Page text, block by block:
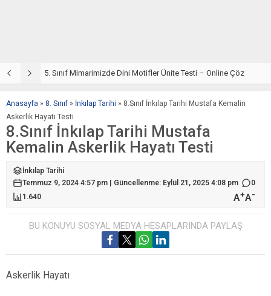
5. Sınıf Mimarimizde Dini Motifler Ünite Testi – Online Çöz
Anasayfa » 8. Sınıf » İnkılap Tarihi » 8.Sınıf İnkılap Tarihi Mustafa Kemalin
Askerlik Hayatı Testi
8.Sınıf İnkılap Tarihi Mustafa
Kemalin Askerlik Hayatı Testi
İnkılap Tarihi
Temmuz 9, 2024 4:57 pm | Güncellenme: Eylül 21, 2025 4:08 pm
0
1.640
A+A-
BU KONUYU SOSYAL MEDYA HESAPLARINDA PAYLAŞ
Askerlik Hayatı